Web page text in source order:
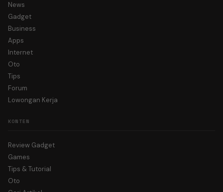
News
Gadget
Business
Apps
Internet
Oto
Tips
Forum
Lowongan Kerja
KONTEN
Review Gadget
Games
Tips & Tutorial
Oto